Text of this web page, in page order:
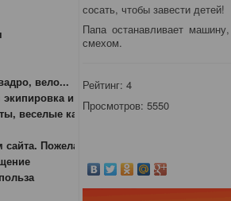
сосать, чтобы завести детей!
Папа останавливает
смехом.
Рейтинг:4
Просмотров: 5550
вело...
и снаряжение
веселые картинки
сайта. Пожелания, замечания.